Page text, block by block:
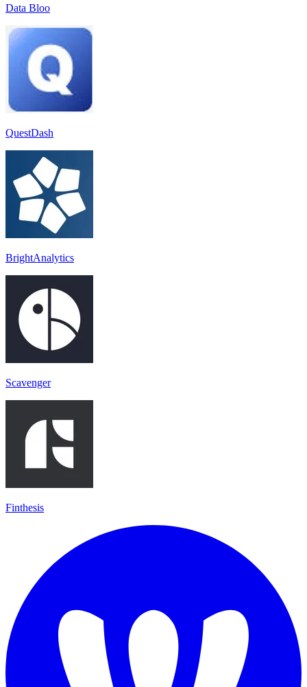
Data Bloo
QuestDash
BrightAnalytics
Scavenger
Finthesis